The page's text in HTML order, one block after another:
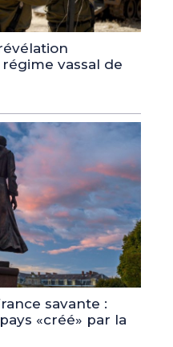
vassal de
savante :
«créé» par la